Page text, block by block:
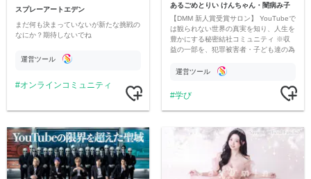
スプレーアートエデン
まだ何も決まっていないが新たな挑戦の
なにか？期待しないでね
運営ツール
オンラインコミュニティ
あるごめとりい けんちゃん・闇病み子
【DMM 新人賞受賞サロン】 YouTubeで
は観られない世界の真実を知り、人生を
豊かにする秘密結社コミュニティ ※収
益の一部を、犯罪被害者・子ども達の為
す運営ツール
学び